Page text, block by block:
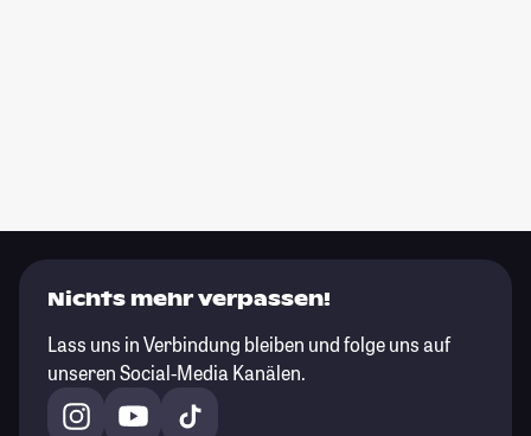
Nichts mehr verpassen!
Lass uns in Verbindung bleiben und folge uns auf
unseren Social-Media Kanälen.